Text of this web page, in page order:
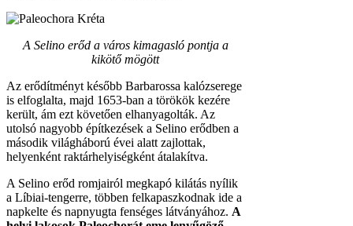
A Selino erőd a város kimagasló pontja a
kikötő mögött
Az erődítményt később Barbarossa kalózserege
is elfoglalta, majd 1653-ban a törökök kezére
került, ám ezt követően elhanyagolták. Az
utolsó nagyobb építkezések a Selino erődben a
második világháború évei alatt zajlottak,
helyenként raktárhelyiségként átalakítva.
A Selino erőd romjairól megkapó kilátás nyílik
a Líbiai-tengerre, többen felkapaszkodnak ide a
napkelte és napnyugta fenséges látványához. A